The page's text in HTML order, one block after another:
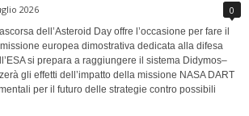
2026 0
dell’Asteroid Day offre l’occasione per fare il
europea dimostrativa dedicata alla difesa
si prepara a raggiungere il sistema Didymos–
gli effetti dell’impatto della missione NASA DART
per il futuro delle strategie contro possibili